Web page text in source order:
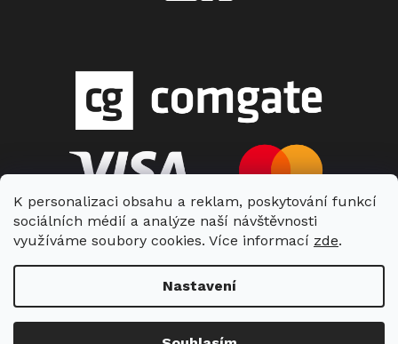
K personalizaci obsahu a reklam, poskytování funkcí
sociálních médií a analýze naší návštěvnosti
využíváme soubory cookies. Více informací zde.
Nastavení
Copyright 2026Miele Center Vlášek. Všechna práva vyhrazena.